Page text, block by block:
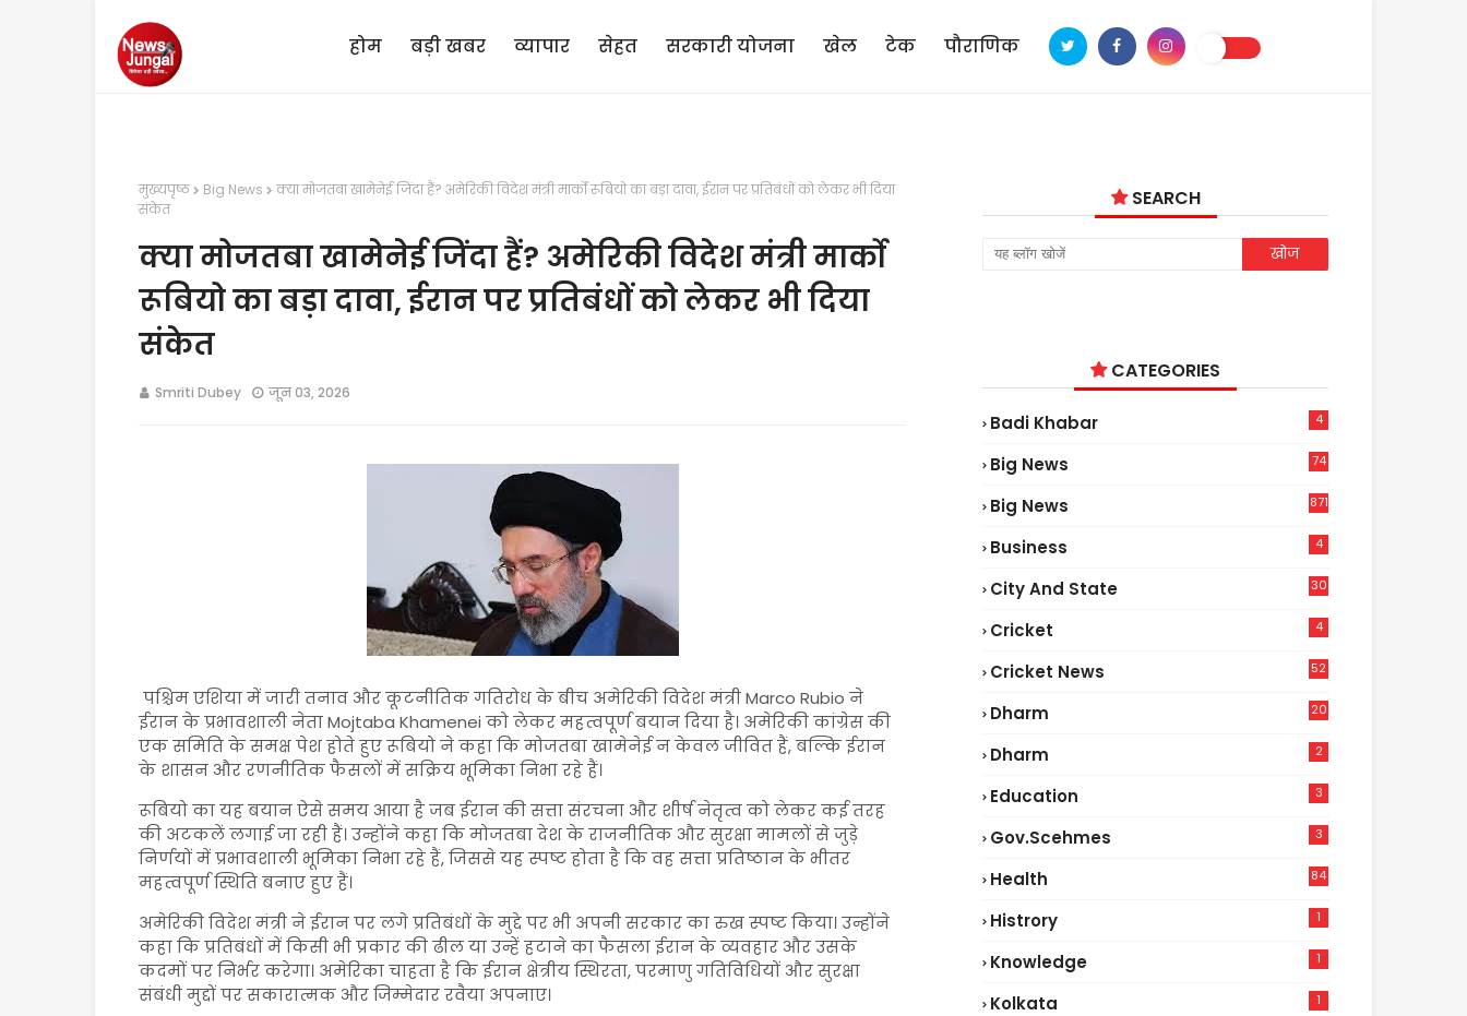
होम बड़ी खबर व्यापार सेहत सरकारी योजना खेल टेक पौराणिक
मुख्यपृष्ठ Big News
क्या मोजतबा खामेनेई जिंदा हैं? अमेरिकी विदेश मंत्री मार्को रूबियो का बड़ा दावा, ईरान पर प्रतिबंधों को लेकर भी दिया
संकेत
क्या मोजतबा खामेनेई जिंदा हैं? अमेरिकी विदेश मंत्री मार्को
रूबियो का बड़ा दावा, ईरान पर प्रतिबंधों को लेकर भी दिया
संकेत
Smriti Dubey जून 03, 2026
पश्चिम एशिया में जारी तनाव और कूटनीतिक गतिरोध के बीच अमेरिकी विदेश मंत्रीMarco Rubio ने
ईरान के प्रभावशाली नेताMojtaba Khamenei को लेकर महत्वपूर्ण बयान दिया है। अमेरिकी कांग्रेस की
एक समिति के समक्ष पेश होते हुए रूबियो ने कहा कि मोजतबा खामेनेई न केवल जीवित हैं, बल्कि ईरान
के शासन और रणनीतिक फैसलों में सक्रिय भूमिका निभा रहे हैं।
रूबियो का यह बयान ऐसे समय आया है जब ईरान की सत्ता संरचना और शीर्ष नेतृत्व को लेकर कई तरह
की अटकलें लगाई जा रही हैं। उन्होंने कहा कि मोजतबा देश के राजनीतिक और सुरक्षा मामलों से जुड़े
निर्णयों में प्रभावशाली भूमिका निभा रहे हैं, जिससे यह स्पष्ट होता है कि वह सत्ता प्रतिष्ठान के भीतर
महत्वपूर्ण स्थिति बनाए हुए हैं।
अमेरिकी विदेश मंत्री ने ईरान पर लगे प्रतिबंधों के मुद्दे पर भी अपनी सरकार का रुख स्पष्ट किया। उन्होंने
कहा कि प्रतिबंधों में किसी भी प्रकार की ढील या उन्हें हटाने का फैसला ईरान के व्यवहार और उसके
कदमों पर निर्भर करेगा। अमेरिका चाहता है कि ईरान क्षेत्रीय स्थिरता, परमाणु गतिविधियों और सुरक्षा
संबंधी मुद्दों पर सकारात्मक और जिम्मेदार रवैया अपनाए।
SEARCH
CATEGORIES
Badi Khabar 4
Big News
74
Big News 871
Business 4
City And State 30
Cricket 4
Cricket News
52
Dharm 20
Dharm 2
Education 3
Gov.scehmes 3
Health
84
Histrory 1
Knowledge 1
Kolkata 1